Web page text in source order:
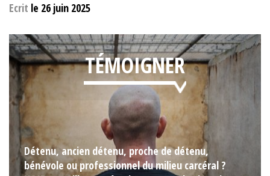
Ecrit le 26 juin 2025
TÉMOIGNER
Détenu, ancien détenu, proche de détenu,
bénévole ou professionnel du milieu carcéral ?